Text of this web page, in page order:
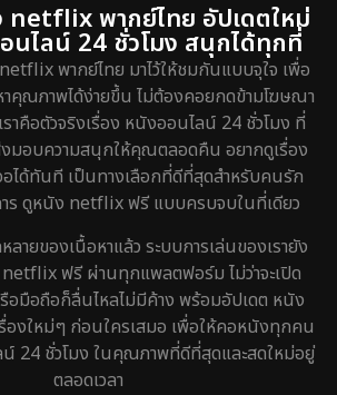
netflix พากย์ไทย อัปเดตใหม่
ไลน์ 24 ชั่วโมง สนุกได้ทุกที่
พากย์ไทย มาไว้ให้ชมกันแบบจุใจ เพื่อ
คุณภาพได้ง่ายขึ้น ไม่ต้องคอยกดข้ามโฆษณา
เราคือตัวจริงเรื่อง หนังออนไลน์ 24 ชั่วโมง ที่
มอบความสนุกให้คุณตลอดคืน อยากดูเรื่อง
ได้ทันที เป็นทางเลือกที่ดีที่สุดสำหรับคนรัก
ร ดูหนัง netflix ฟรี แบบครบจบในที่เดียว
ายของเนื้อหาแล้ว ระบบการเล่นของเรายัง
ฟรี ผ่านทุกแพลตฟอร์ม ไม่ว่าจะเปิด
อมือถือก็ลื่นไหลไม่มีค้าง พร้อมอัปเดต หนัง
งใหม่ๆ ก่อนใครเสมอ เพื่อให้คอหนังทุกคน
24 ชั่วโมง ในคุณภาพที่ดีที่สุดและสดใหม่อยู่
ตลอดเวลา